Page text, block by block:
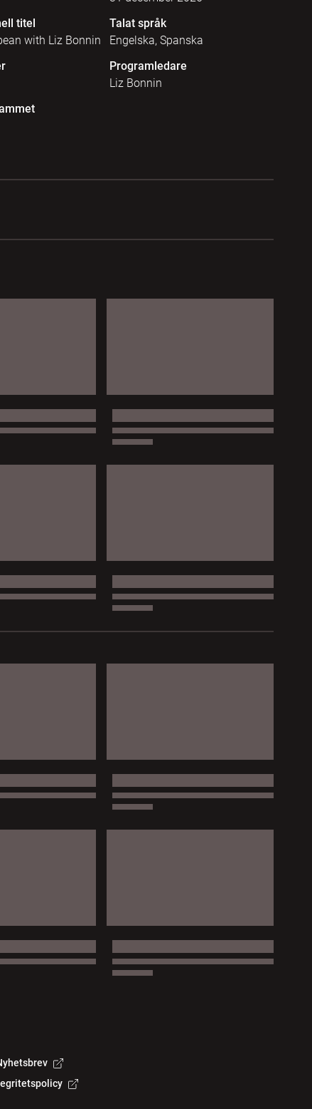
titel
with Liz Bonnin
Talat språk
Engelska, Spanska
Programledare
Liz Bonnin